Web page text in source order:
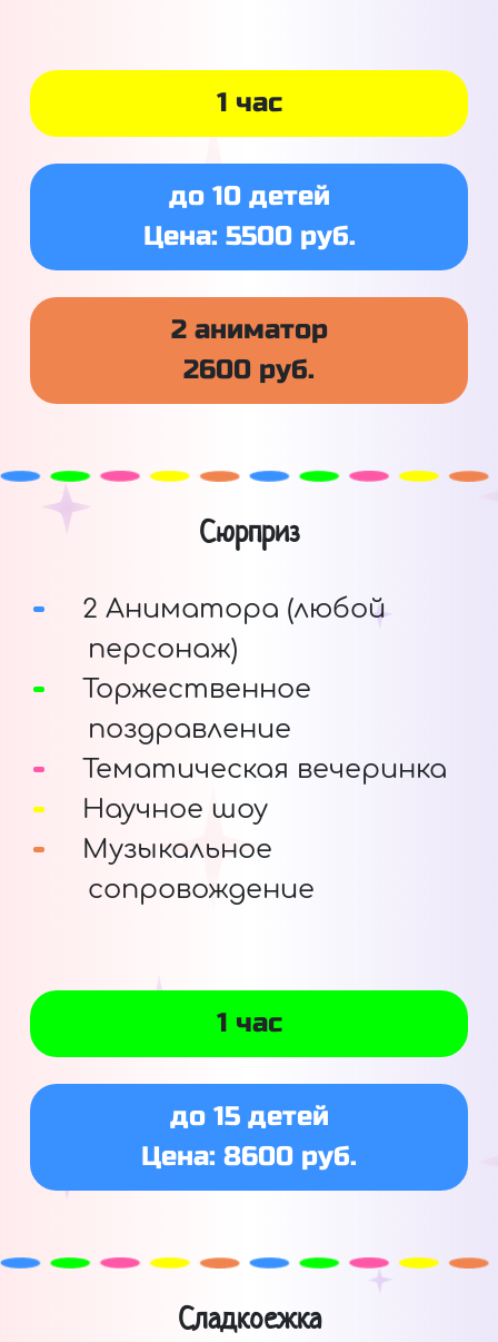
1 час
до 10 детей
Цена: 5500 руб.
2 аниматор
2600 руб.
Сюрприз
2 Аниматора (любой
персонаж)
Торжественное
поздравление
Тематическая вечеринка
Научное шоу
Музыкальное
сопровождение
1 час
до 15 детей
Цена: 8600 руб.
Сладкоежка